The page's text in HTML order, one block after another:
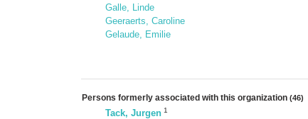
Galle, Linde
Geeraerts, Caroline
Gelaude, Emilie
Persons formerly associated with this organization (46)
Tack, Jurgen 1